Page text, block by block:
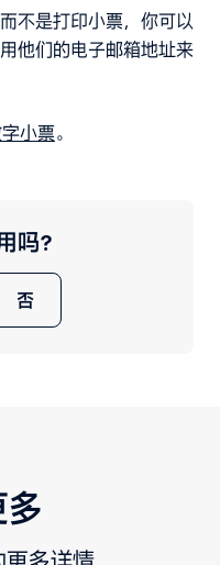
不是打印小票，你可以
他们的电子邮箱地址来
小票。
吗？
否